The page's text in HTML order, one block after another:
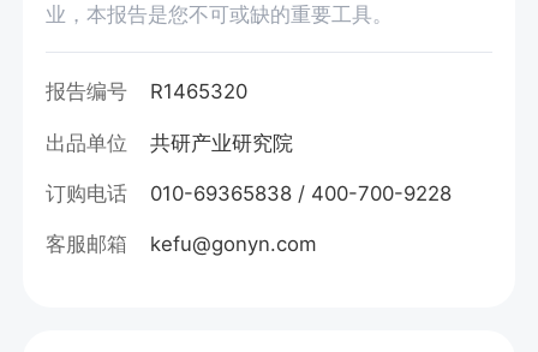
业，本报告是您不可或缺的重要工具。
报告编号 R1465320
出品单位 共研产业研究院
订购电话 010-69365838 / 400-700-9228
客服邮箱 kefu@gonyn.com